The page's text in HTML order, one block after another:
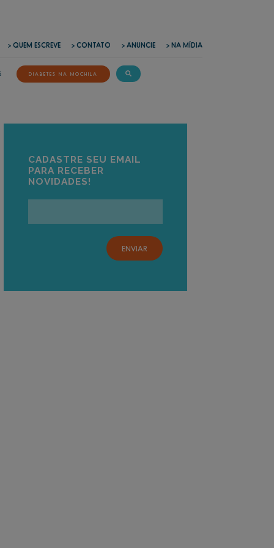
> QUEM ESCREVE > CONTATO > ANUNCIE > NA MÍDIA
DIABETES NA MOCHILA
CADASTRE SEU EMAIL
PARA RECEBER
NOVIDADES!